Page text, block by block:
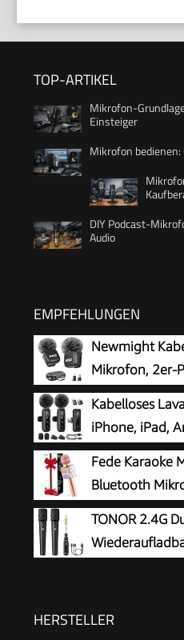
TOP-ARTIKEL
Mikrofon-
Einsteiger
Mikrofon
DIY Podcast-
Audio
EMPFEHLUNGEN
Newmight
Mikrofon, 2er-
und Stummschaltung
Videoaufnahmen,
Kabelloses
iPhone, iPad,
Mini-Mikrofon
Rauschunterdrückung,
Stummschaltung und
Videoaufnahmen,
Fede Karaoke
Bluetooth
Geschenke
Mädchen Jungen,
Recorder für
TONOR 2.4G
HERSTELLER